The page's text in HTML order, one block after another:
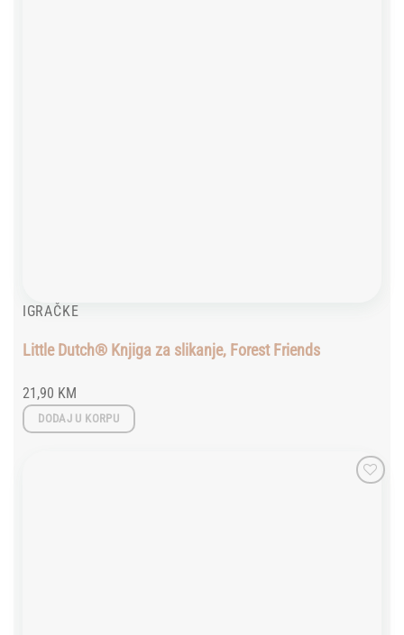
IGRAČKE
Little Dutch® Knjiga za slikanje, Forest Friends
21,90 KM
DODAJ U KORPU